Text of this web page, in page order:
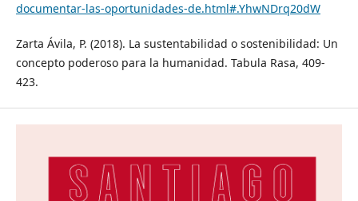
documentar-las-oportunidades-de.html#.YhwNDrq20dW
Zarta Ávila, P. (2018). La sustentabilidad o sostenibilidad: Un
concepto poderoso para la humanidad. Tabula Rasa, 409-
423.